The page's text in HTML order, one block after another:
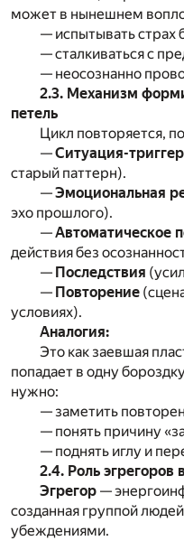
может в нынешнем
— испытывать страх
— сталкиваться с
— неосознанно
2.3. Механизм
петель
Цикл повторяется,
—Ситуация-триггер
старый паттерн).
—Эмоциональная
эхо прошлого).
—Автоматическое
действия без
— Последствия
— Повторение
условиях).
Аналогия:
Это как заевшая
попадает в одну
нужно:
— заметить
— понять причину
— поднять иглу и
2.4. Роль
Эгрегор —
созданная группой
убеждениями.